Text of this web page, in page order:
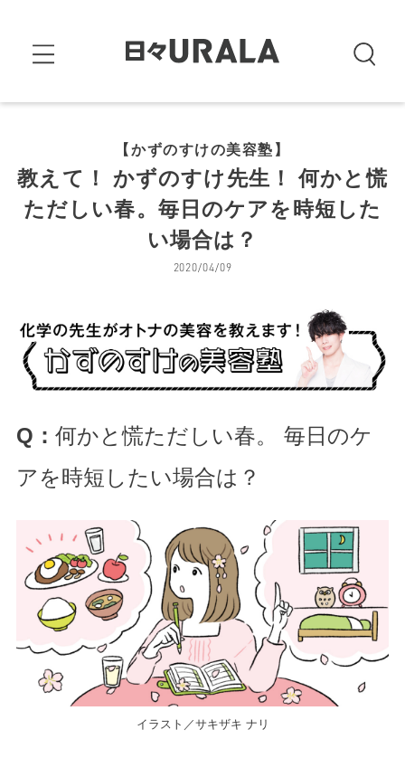
【かずのすけの美容塾】
教えて！ かずのすけ先生！ 何かと慌
ただしい春。毎日のケアを時短した
い場合は？
2020/04/09
Q： 何かと慌ただしい春。 毎日のケ
アを時短したい場合は？
イラスト／サキザキ ナリ